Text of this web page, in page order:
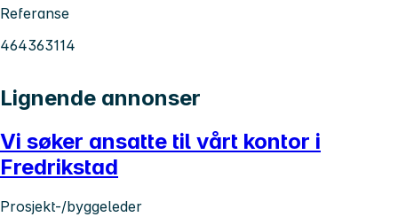
Referanse
464363114
Lignende annonser
Vi søker ansatte til vårt kontor i
Fredrikstad
Prosjekt-/byggeleder